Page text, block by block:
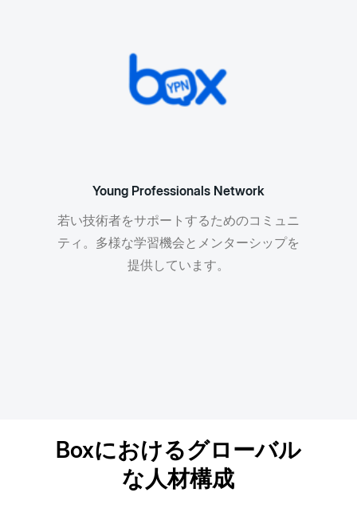
Young Professionals Network
若い技術者をサポートするためのコミュニ
ティ。多様な学習機会とメンターシップを
提供しています。
Boxにおけるグローバル
な人材構成